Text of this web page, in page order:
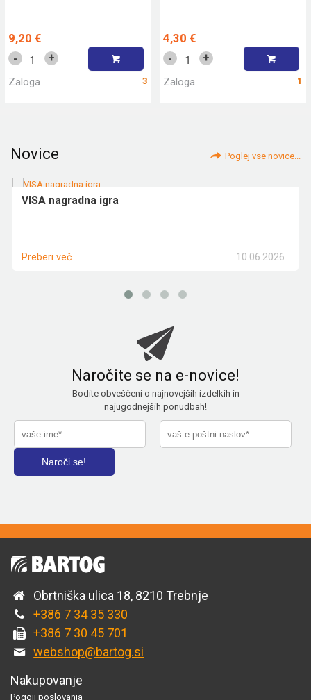
9,20 €
- +
Zaloga 3
4,30 €
- +
Zaloga 1
Novice Poglej vse novice...
VISA nagradna igra
10.06.2026
Preberi več
Naročite se na e-novice!
Bodite obveščeni o najnovejših izdelkih in
najugodnejših ponudbah!
Obrtniška ulica 18, 8210 Trebnje
+386 7 34 35 330
+386 7 30 45 701
webshop@bartog.si
Nakupovanje
Pogoji poslovanja